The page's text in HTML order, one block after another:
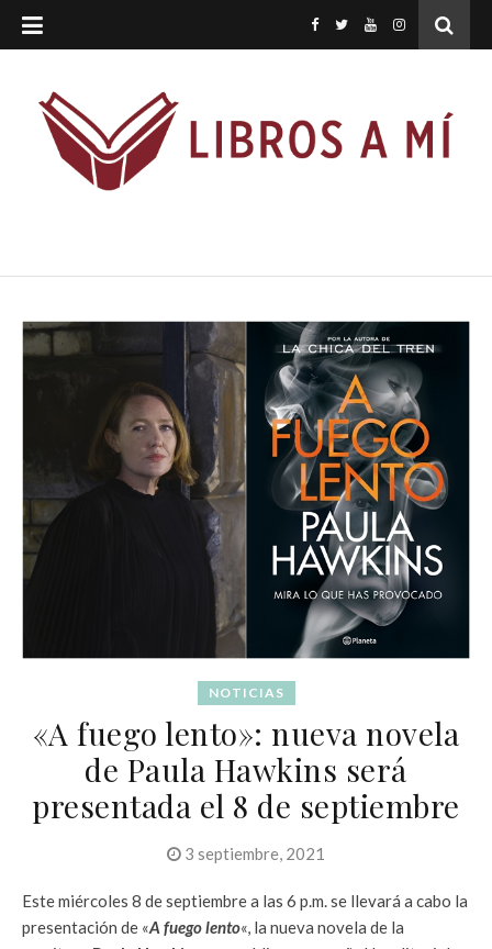
NOTICIAS
«A fuego lento»: nueva novela
de Paula Hawkins será
presentada el 8 de septiembre
3 septiembre, 2021
Este miércoles 8 de septiembre a las 6 p.m. se llevará a cabo la
presentación de «A fuego lento«, la nueva novela de la